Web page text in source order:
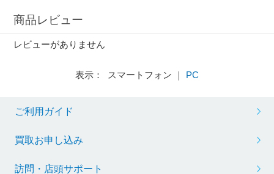
商品レビュー
レビューがありません
表示： スマートフォン ｜ PC
ご利用ガイド
買取お申し込み
訪問・店頭サポート